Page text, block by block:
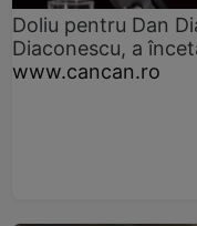
Doliu pentru Dan
Diaconescu, a
www.cancan.ro